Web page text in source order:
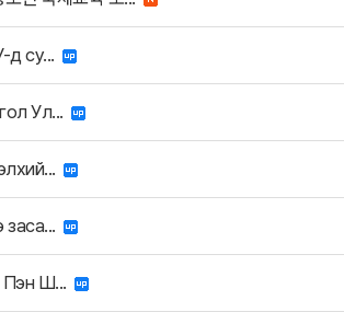
су...
Ул...
Ш...